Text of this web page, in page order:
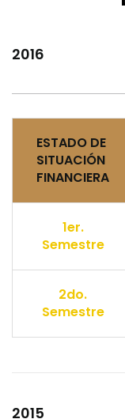
2016
ESTADO DE
SITUACIÓN
FINANCIERA
1er.
Semestre
2do.
Semestre
2015